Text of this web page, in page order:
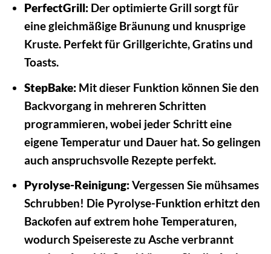
PerfectGrill:Der optimierte Grill sorgt für
eine gleichmäßige Bräunung und knusprige
Kruste. Perfekt für Grillgerichte, Gratins und
Toasts.
StepBake:Mit dieser Funktion können Sie den
Backvorgang in mehreren Schritten
programmieren, wobei jeder Schritt eine
eigene Temperatur und Dauer hat. So gelingen
auch anspruchsvolle Rezepte perfekt.
Pyrolyse-Reinigung:Vergessen Sie mühsames
Schrubben! Die Pyrolyse-Funktion erhitzt den
Backofen auf extrem hohe Temperaturen,
wodurch Speisereste zu Asche verbrannt